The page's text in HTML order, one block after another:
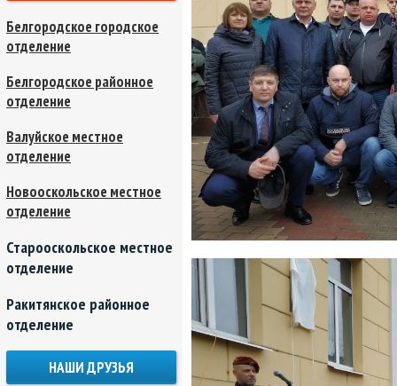
Белгородское городское
отделение
Белгородское районное
отделение
Валуйское местное
отделение
Новооскольское местное
отделение
Старооскольское местное
отделение
Ракитянское районное
отделение
НАШИ ДРУЗЬЯ